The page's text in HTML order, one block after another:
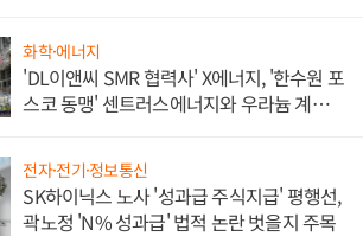
화학·에너지
'DL이앤씨 SMR 협력사' X에너지, '한수원 포
스코 동맹' 센트러스에너지와 우라늄 계약
전자·전기·정보통신
SK하이닉스 노사 '성과급 주식지급' 평행선,
곽노정 'N% 성과급' 법적 논란 벗을지 주목